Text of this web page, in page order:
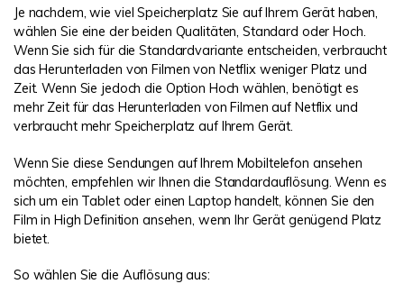
Je nachdem, wie viel Speicherplatz Sie auf Ihrem Gerät haben,
wählen Sie eine der beiden Qualitäten, Standard oder Hoch.
Wenn Sie sich für die Standardvariante entscheiden, verbraucht
das Herunterladen von Filmen von Netflix weniger Platz und
Zeit. Wenn Sie jedoch die Option Hoch wählen, benötigt es
mehr Zeit für das Herunterladen von Filmen auf Netflix und
verbraucht mehr Speicherplatz auf Ihrem Gerät.
Wenn Sie diese Sendungen auf Ihrem Mobiltelefon ansehen
möchten, empfehlen wir Ihnen die Standardauflösung. Wenn es
sich um ein Tablet oder einen Laptop handelt, können Sie den
Film in High Definition ansehen, wenn Ihr Gerät genügend Platz
bietet.
So wählen Sie die Auflösung aus: